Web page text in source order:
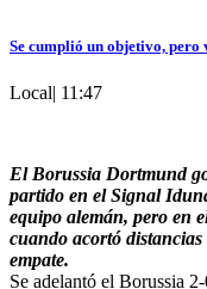
Se cumplió un objetivo,
Local| 11:47
El Borussia Dortmund
partido en el Signal
equipo alemán, pero en
cuando acortó
empate.
Se adelantó el Borussia